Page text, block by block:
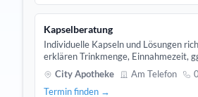
Kapselberatung
Individuelle Kapseln und Lösungen richtig einnehmen: Wir
erklären Trinkmenge, Einnahmezeit,
Mahlzeiten/Antazida/Mineralien,
Kennzeichnung &amp; Aufbewahrung
vergessener Dosis?“. Beratung in der
City Apotheke Am Telefon
Termin finden →